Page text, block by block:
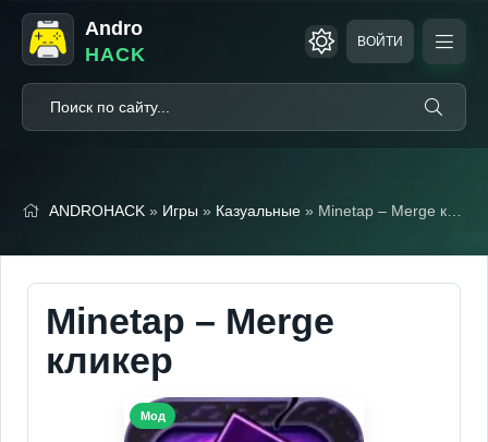
Andro
HACK
ВОЙТИ
ANDROHACK » Игры » Казуальные » Minetap – Merge кликер (Мод, Бесплатные покупки)
Minetap – Merge
кликер
Мод